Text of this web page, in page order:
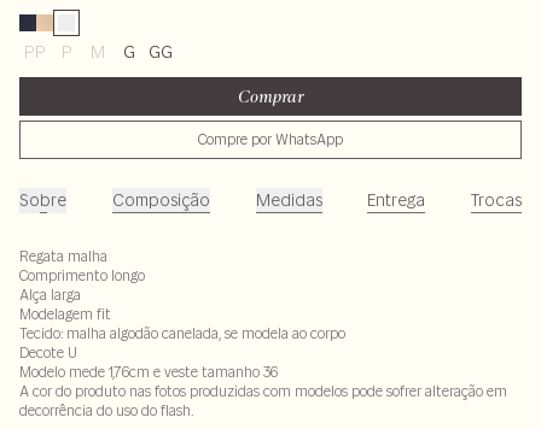
PP P M G GG
Comprar
Compre por WhatsApp
Sobre Composição Medidas Entrega Trocas
Regata malha
Comprimento longo
Alça larga
Modelagem fit
Tecido: malha algodão canelada, se modela ao corpo
Decote U
Modelo mede 1,76cm e veste tamanho 36
A cor do produto nas fotos produzidas com modelos pode sofrer alteração em
decorrência do uso do flash.